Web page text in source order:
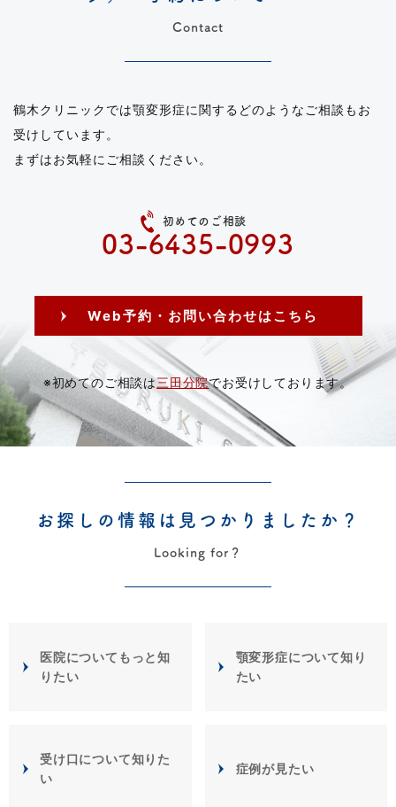
Contact
鶴木クリニックでは顎変形症に関するどのようなご相談もお
受けしています。
まずはお気軽にご相談ください。
初めてのご相談
03-6435-0993
Web予約・お問い合わせはこちら
※初めてのご相談は三田分院でお受けしております。
お探しの情報は見つかりましたか？
Looking for？
医院についてもっと知
りたい
顎変形症について知り
たい
受け口について知りた
い
症例が見たい